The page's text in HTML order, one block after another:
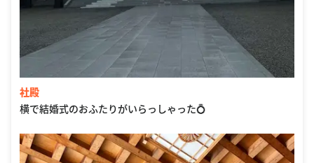
社殿
横で結婚式のおふたりがいらっしゃった💍